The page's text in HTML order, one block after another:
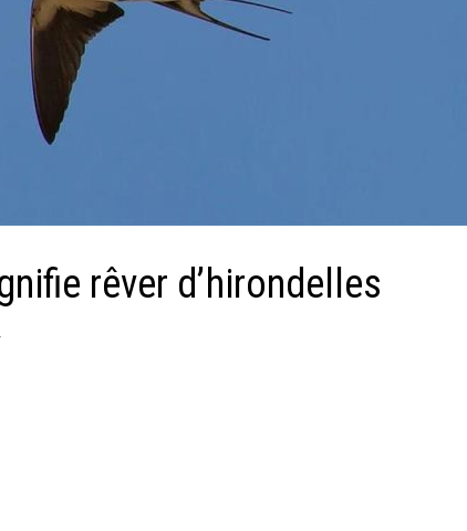
rêver d’hirondelles